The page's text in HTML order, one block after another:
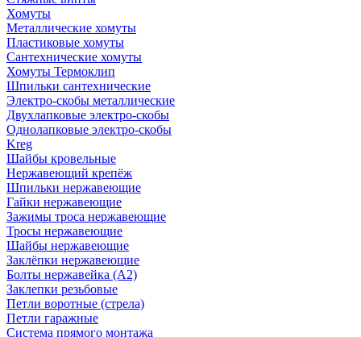
Хомуты
Металлические хомуты
Пластиковые хомуты
Сантехнические хомуты
Хомуты Термоклип
Шпильки сантехнические
Электро-скобы металлические
Двухлапковые электро-скобы
Однолапковые электро-скобы
Kreg
Шайбы кровельные
Нержавеющий крепёж
Шпильки нержавеющие
Гайки нержавеющие
Зажимы троса нержавеющие
Тросы нержавеющие
Шайбы нержавеющие
Заклёпки нержавеющие
Болты нержавейка (А2)
Заклепки резьбовые
Петли воротные (стрела)
Петли гаражные
Система прямого монтажа